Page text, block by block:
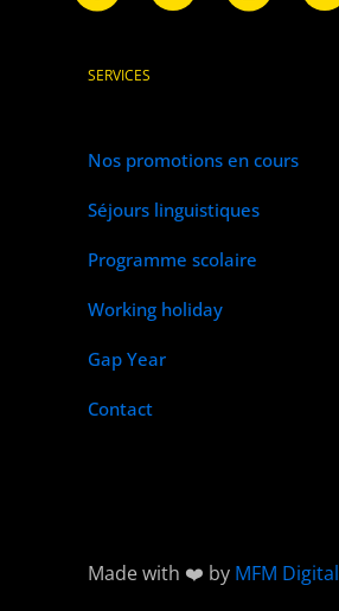
SERVICES
Nos promotions en cours
Séjours linguistiques
Programme scolaire
Working holiday
Gap Year
Contact
Made with ❤️ by MFM Digital